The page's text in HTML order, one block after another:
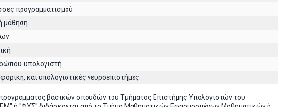
προγραμματισμού
μάθηση
υπολογιστή
και υπολογιστικές νευροεπιστήμες
βασικών σπουδών του Τμήματος Επιστήμης Υπολογιστών του